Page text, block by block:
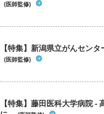
(医師監修)
【特集】新潟県立がんセン
(医師監修)
【特集】藤田医科大学病院 -